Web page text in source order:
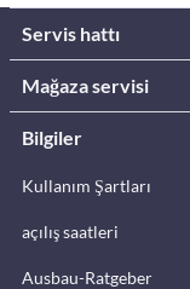
Servis hattı
Mağaza servisi
Bilgiler
Kullanım Şartları
açılış saatleri
Ausbau-Ratgeber